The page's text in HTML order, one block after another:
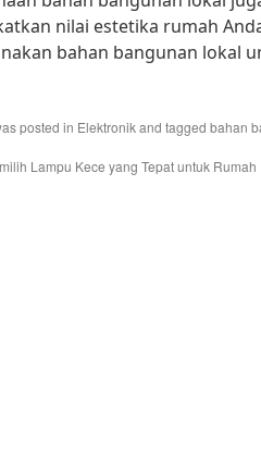
nilai estetika rumah
bahan bangunan lokal
posted in Elektronikand tagged bahan
Lampu Kece yang Tepat untuk Rumah